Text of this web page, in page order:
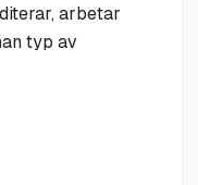
arbetar
typ av